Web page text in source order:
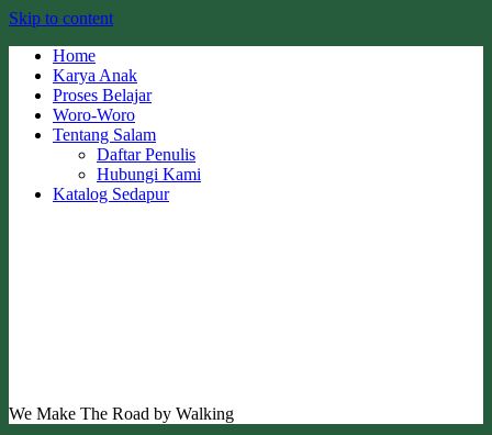
Skip to content
Home
Karya Anak
Proses Belajar
Woro-Woro
Tentang Salam
Daftar Penulis
Hubungi Kami
Katalog Sedapur
We Make The Road by Walking